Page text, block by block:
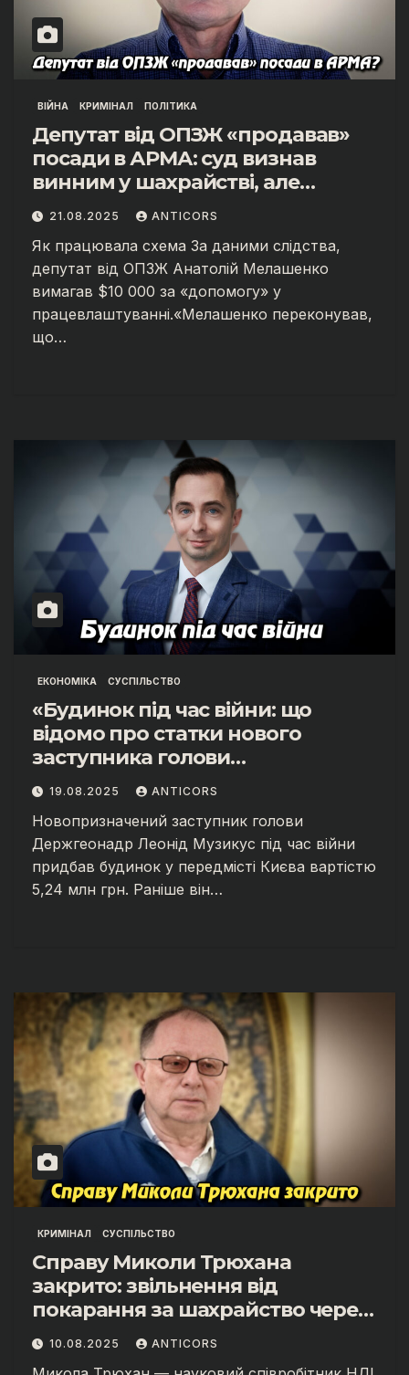
ВІЙНА КРИМІНАЛ ПОЛІТИКА
Депутат від ОПЗЖ «продавав»
посади в АРМА: суд визнав
винним у шахрайстві, але
відпустив.
21.08.2025 ANTICORS
Як працювала схема За даними слідства,
депутат від ОПЗЖ Анатолій Мелашенко
вимагав $10 000 за «допомогу» у
працевлаштуванні.«Мелашенко переконував,
що…
ЕКОНОМІКА СУСПІЛЬСТВО
«Будинок під час війни: що
відомо про статки нового
заступника голови
Держгеонадр».
19.08.2025 ANTICORS
Новопризначений заступник голови
Держгеонадр Леонід Музикус під час війни
придбав будинок у передмісті Києва вартістю
5,24 млн грн. Раніше він…
КРИМІНАЛ СУСПІЛЬСТВО
Справу Миколи Трюхана
закрито: звільнення від
покарання за шахрайство через
давність.
10.08.2025 ANTICORS